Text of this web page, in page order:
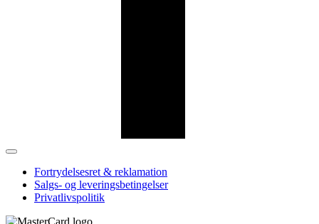
Fortrydelsesret & reklamation
Salgs- og leveringsbetingelser
Privatlivspolitik